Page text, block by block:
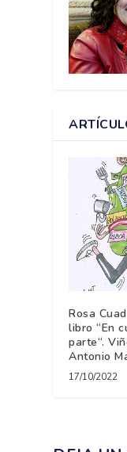
Rosa
libro “En
parte“.
Antonio
17/10/2022